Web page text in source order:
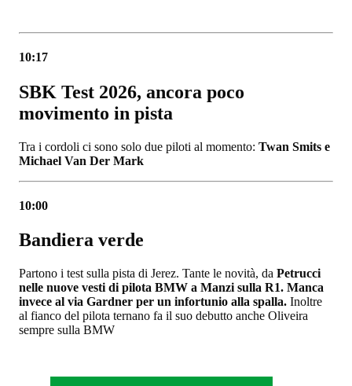
10:17
SBK Test 2026, ancora poco
movimento in pista
Tra i cordoli ci sono solo due piloti al momento: Twan Smits e
Michael Van Der Mark
10:00
Bandiera verde
Partono i test sulla pista di Jerez. Tante le novità, da Petrucci
nelle nuove vesti di pilota BMW a Manzi sulla R1. Manca
invece al via Gardner per un infortunio alla spalla. Inoltre
al fianco del pilota ternano fa il suo debutto anche Oliveira
sempre sulla BMW